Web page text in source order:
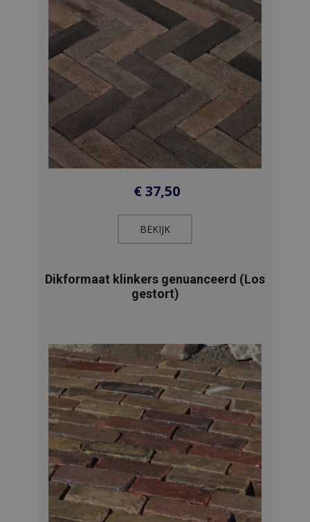
€37,50
BEKIJK​
Dikformaat klinkers genuanceerd (Los
gestort)